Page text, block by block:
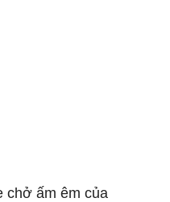
chở ấm êm của